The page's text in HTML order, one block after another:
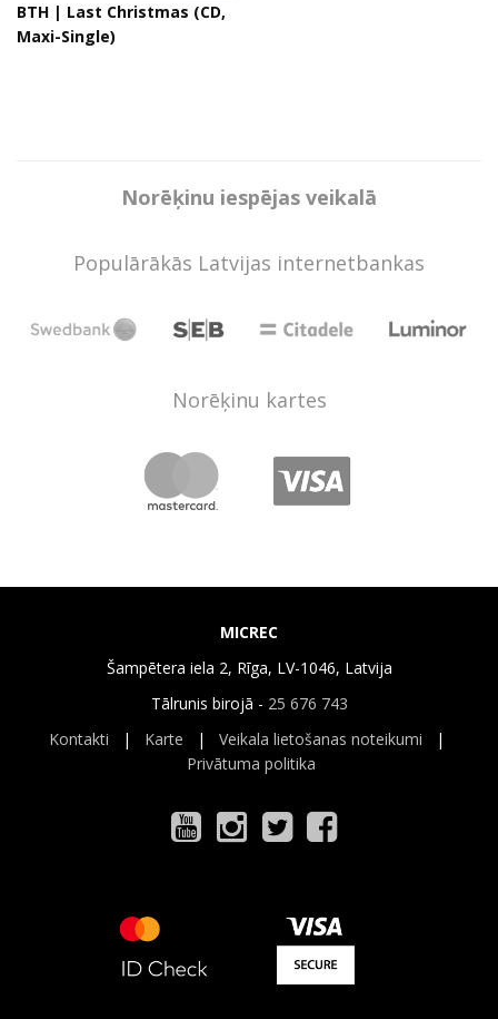
BTH | Last Christmas (CD,
Maxi-Single)
Norēķinu iespējas veikalā
Populārākās Latvijas internetbankas
Norēķinu kartes
MICREC
Šampētera iela 2, Rīga, LV-1046, Latvija
Tālrunis birojā - 25 676 743
Kontakti | Karte | Veikala lietošanas noteikumi |
Privātuma politika